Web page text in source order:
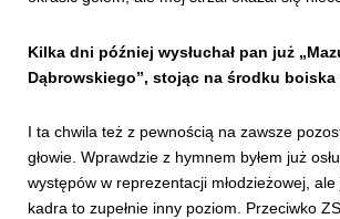
Kilka dni później wysłuchał pan już
Dąbrowskiego”, stojąc na środku
I ta chwila też z pewnością na zawsze
głowie. Wprawdzie z hymnem byłem już
występów w reprezentacji młodzieżowej,
kadra to zupełnie inny poziom. Przeciwko